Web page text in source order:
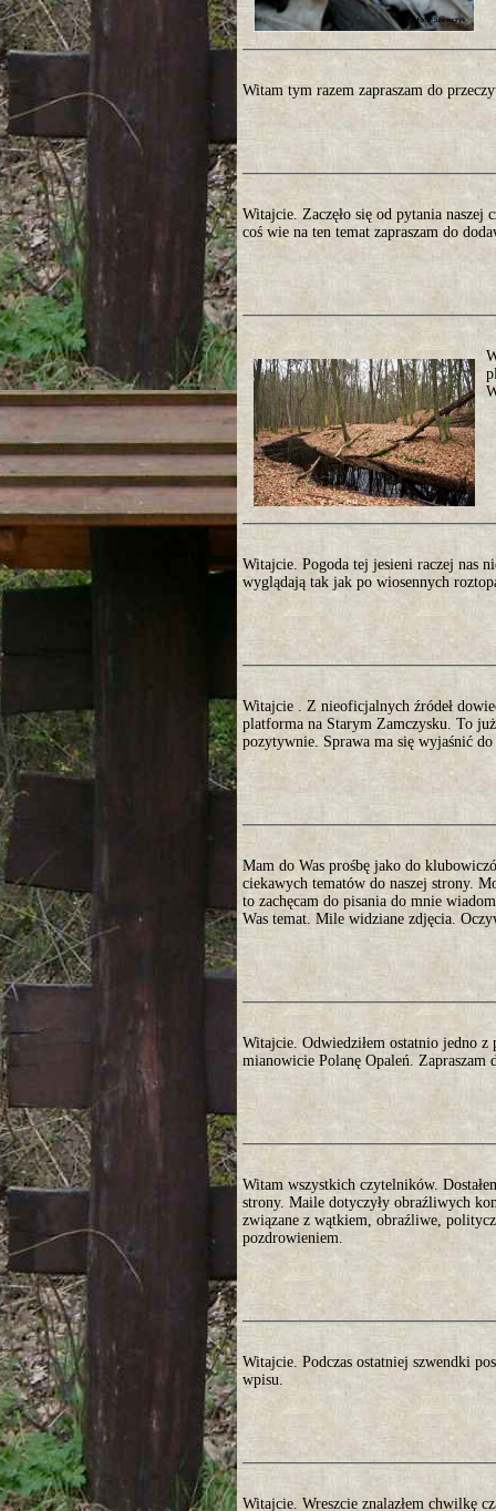
Witam tym razem zapraszam do
Witajcie. Zaczęło się od pytania naszej
coś wie na ten temat zapraszam do
Witajcie. Pogoda tej jesieni raczej nas
wyglądają tak jak po wiosennych
Witajcie . Z nieoficjalnych źródeł
platforma na Starym Zamczysku. To
pozytywnie. Sprawa ma się wyjaśnić
Mam do Was prośbę jako do
ciekawych tematów do naszej strony.
to zachęcam do pisania do mnie
Was temat. Mile widziane zdjęcia.
Witajcie. Odwiedziłem ostatnio jedno z
mianowicie Polanę Opaleń. Zapraszam
Witam wszystkich czytelników.
strony. Maile dotyczyły obraźliwych
związane z wątkiem, obraźliwe,
pozdrowieniem.
Witajcie. Podczas ostatniej szwendki
wpisu.
Witajcie. Wreszcie znalazłem chwilkę